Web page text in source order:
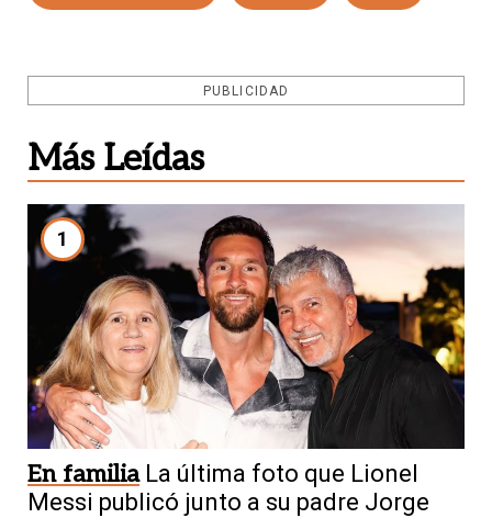
PUBLICIDAD
Más Leídas
1
En familia La última foto que Lionel
Messi publicó junto a su padre Jorge